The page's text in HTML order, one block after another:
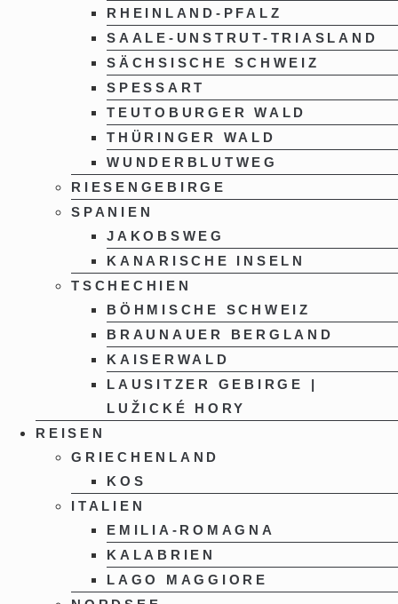
RHEINLAND-PFALZ
SAALE-UNSTRUT-TRIASLAND
SÄCHSISCHE SCHWEIZ
SPESSART
TEUTOBURGER WALD
THÜRINGER WALD
WUNDERBLUTWEG
RIESENGEBIRGE
SPANIEN
JAKOBSWEG
KANARISCHE INSELN
TSCHECHIEN
BÖHMISCHE SCHWEIZ
BRAUNAUER BERGLAND
KAISERWALD
LAUSITZER GEBIRGE |
LUŽICKÉ HORY
REISEN
GRIECHENLAND
KOS
ITALIEN
EMILIA-ROMAGNA
KALABRIEN
LAGO MAGGIORE